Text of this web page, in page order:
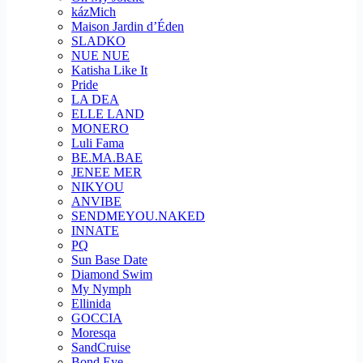
kázMich
Maison Jardin d’Éden
SLADKO
NUE NUE
Katisha Like It
Pride
LA DEA
ELLE LAND
MONERO
Luli Fama
BE.MA.BAE
JENEE MER
NIKYOU
ANVIBE
SENDMEYOU.NAKED
INNATE
PQ
Sun Base Date
Diamond Swim
My Nymph
Ellinida
GOCCIA
Moresqa
SandCruise